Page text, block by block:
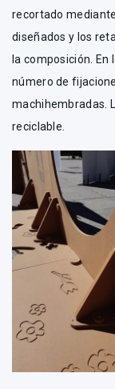
recortado
diseñados y los
la composición.
número de
machihembradas.
reciclable.